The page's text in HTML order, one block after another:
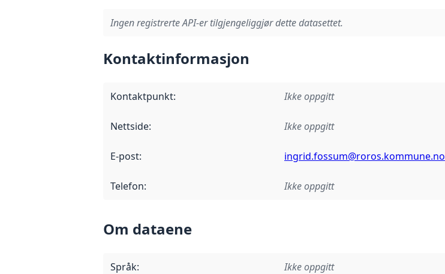
Ingen registrerte API-er tilgjengeliggjør dette datasettet.
Kontaktinformasjon
Kontaktpunkt: Ikke oppgitt
Nettside: Ikke oppgitt
E-post: ingrid.fossum@roros.kommune.no
Telefon: Ikke oppgitt
Om dataene
Språk: Ikke oppgitt